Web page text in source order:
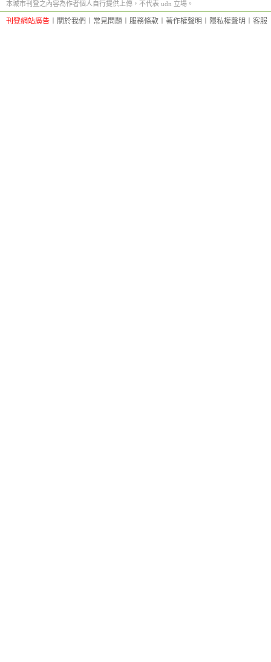
本城市刊登之內容為作者個人自行提供上傳，不代表 udn 立場。
刊登網站廣告 關於我們 常見問題 服務條款 著作權聲明 隱私權聲明 客服